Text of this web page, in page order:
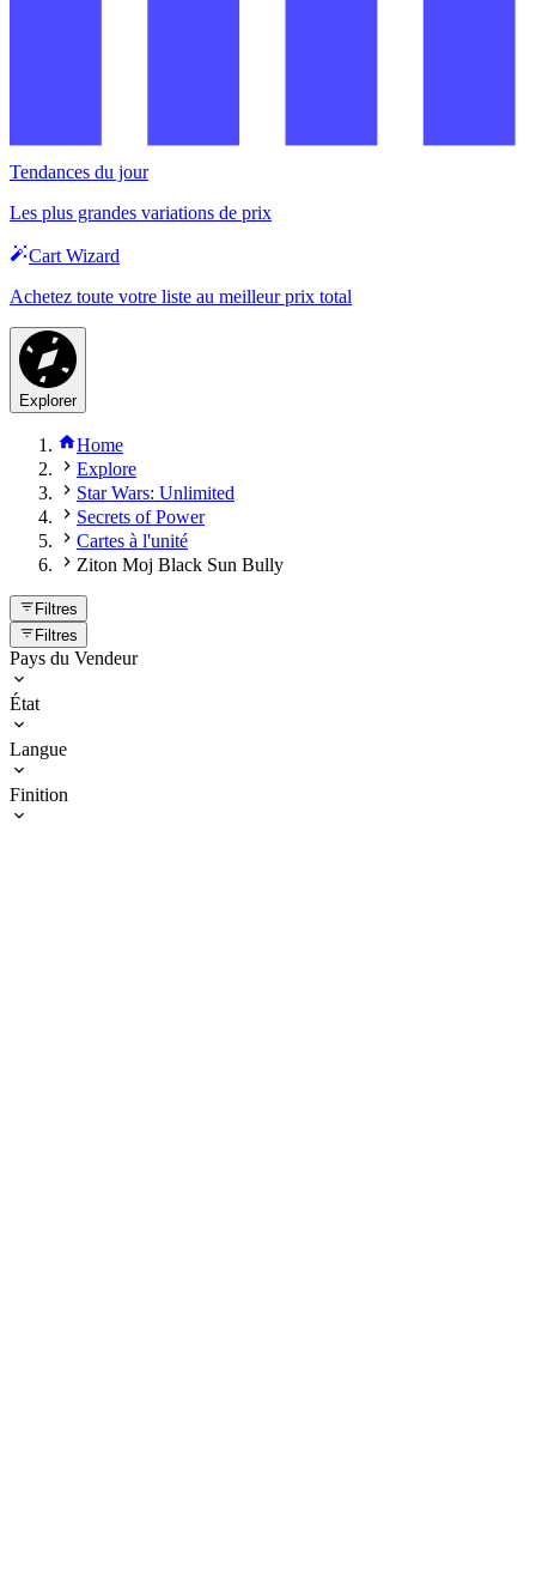
Tendances du jour
Les plus grandes variations de prix
Cart Wizard
Achetez toute votre liste au meilleur prix total
Explorer
Home
Explore
Star Wars: Unlimited
Secrets of Power
Cartes à l'unité
Ziton Moj Black Sun Bully
Filtres
Filtres
Pays du Vendeur
État
Langue
Finition